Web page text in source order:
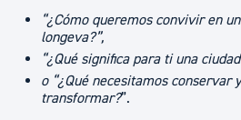
“¿Cómo queremos convivir en
longeva?”,
“¿Qué significa para ti una
o “¿Qué necesitamos conservar
transformar?”.